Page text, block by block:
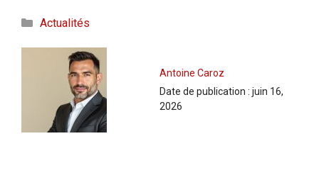
Catégories
Actualités
Antoine Caroz
Date de publication : juin 16,
2026